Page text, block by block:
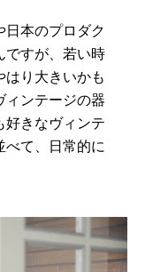
日本のプロダク
ですが、若い時
はり大きいかも
ィンテージの器
好きなヴィンテ
べて、日常的に